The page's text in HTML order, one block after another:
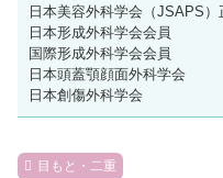
日本美容外科学会（JSAPS）
日本形成外科学会会員
国際形成外科学会会員
日本頭蓋顎顔面外科学会
日本創傷外科学会
目もと・二重